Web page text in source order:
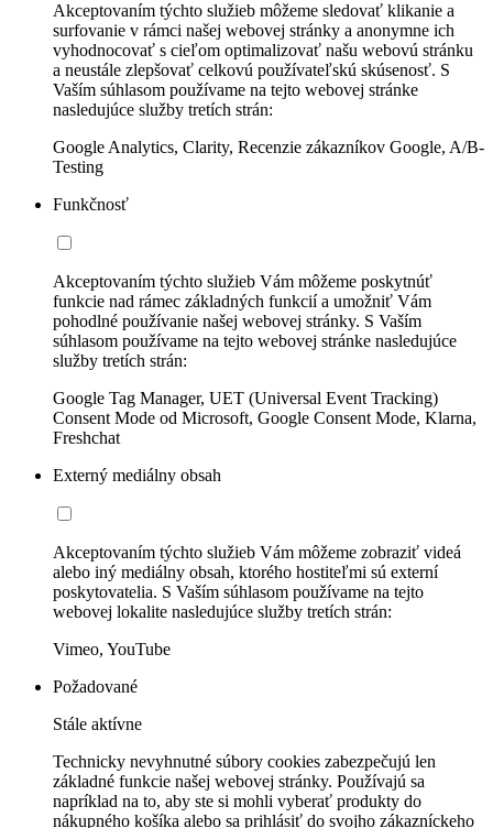
Akceptovaním týchto služieb môžeme sledovať klikanie a
surfovanie v rámci našej webovej stránky a anonymne ich
vyhodnocovať s cieľom optimalizovať našu webovú stránku
a neustále zlepšovať celkovú používateľskú skúsenosť. S
Vaším súhlasom používame na tejto webovej stránke
nasledujúce služby tretích strán:
Google Analytics, Clarity, Recenzie zákazníkov Google, A/B-
Testing
Funkčnosť
Akceptovaním týchto služieb Vám môžeme poskytnúť
funkcie nad rámec základných funkcií a umožniť Vám
pohodlné používanie našej webovej stránky. S Vaším
súhlasom používame na tejto webovej stránke nasledujúce
služby tretích strán:
Google Tag Manager, UET (Universal Event Tracking)
Consent Mode od Microsoft, Google Consent Mode, Klarna,
Freshchat
Externý mediálny obsah
Akceptovaním týchto služieb Vám môžeme zobraziť videá
alebo iný mediálny obsah, ktorého hostiteľmi sú externí
poskytovatelia. S Vaším súhlasom používame na tejto
webovej lokalite nasledujúce služby tretích strán:
Vimeo, YouTube
Požadované
Stále aktívne
Technicky nevyhnutné súbory cookies zabezpečujú len
základné funkcie našej webovej stránky. Používajú sa
napríklad na to, aby ste si mohli vyberať produkty do
nákupného košíka alebo sa prihlásiť do svojho zákazníckeho